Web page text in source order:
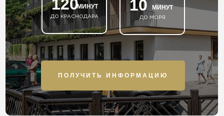
10 МИНУТ
ДО МОРЯ
ПОЛУЧИТЬ ИНФОРМАЦИЮ
120МИНУТ
ДО КРАСНОДАРА